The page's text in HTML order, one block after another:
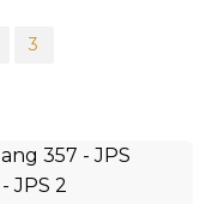
3